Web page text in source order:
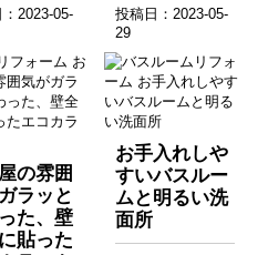
2023-05-
投稿日： 2023-05-
29
の雰囲
ラッと
た、壁
貼った
お手入れしや
すいバスルー
ムと明るい洗
面所